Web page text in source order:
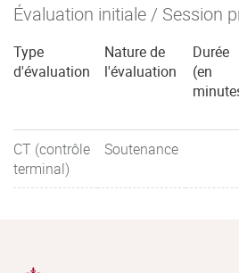
Évaluation initiale / Session
Type
d'évaluation
Nature de
l'évaluation
Durée
(en
CT (contrôle
terminal)
Soutenance